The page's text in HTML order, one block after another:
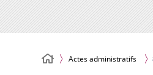
Actes administratifs